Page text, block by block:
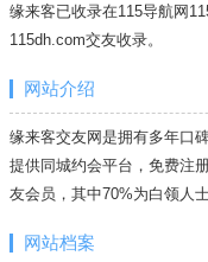
缘来客已收录在115导航网
115dh.com交友收录。
网站介绍
缘来客交友网是拥有多年口
提供同城约会平台，免费注
友会员，其中70%为白领人
网站档案